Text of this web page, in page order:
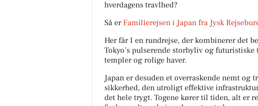
hverdagens travlhed?
Så er Familierejsen i Japan fra Jysk
Her får I en rundrejse, der kombinerer det
Tokyo’s pulserende storbyliv og
templer og rolige haver.
Japan er desuden et overraskende nemt
sikkerhed, den utroligt effektive
det hele trygt. Togene kører til tiden, alt er